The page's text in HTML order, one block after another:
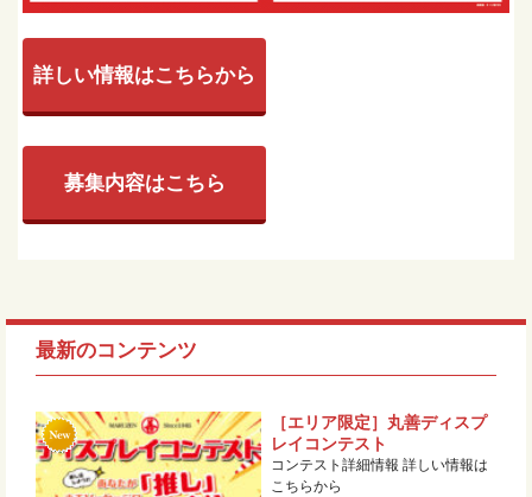
詳しい情報はこちらから
募集内容はこちら
最新のコンテンツ
［エリア限定］丸善ディスプ
レイコンテスト
コンテスト詳細情報 詳しい情報は
こちらから